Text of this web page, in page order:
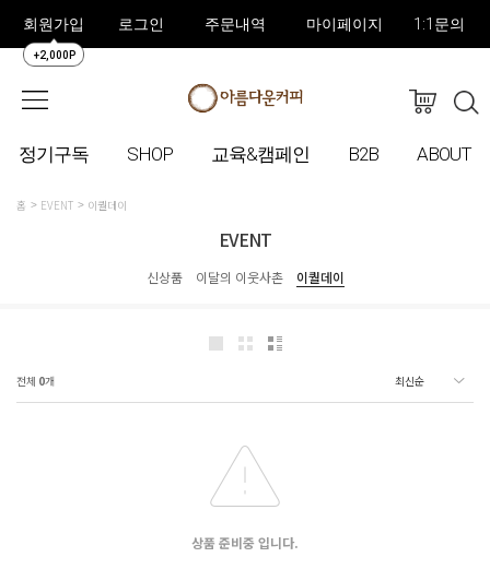
회원가입
+2,000P
로그인 주문내역 마이페이지 1:1문의
정기구독 SHOP 교육&캠페인 B2B ABOUT
홈 EVENT 이퀄데이
EVENT
신상품 이달의 이웃사촌 이퀄데이
전체 0개
상품 준비중 입니다.